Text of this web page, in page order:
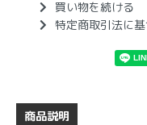
買い物を続ける
特定商取引法に基
商品説明